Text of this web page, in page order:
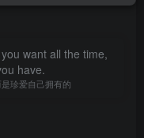
want all the time,
have.
珍爱自己拥有的